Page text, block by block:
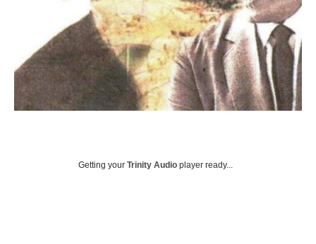
Getting your Trinity Audio player ready...